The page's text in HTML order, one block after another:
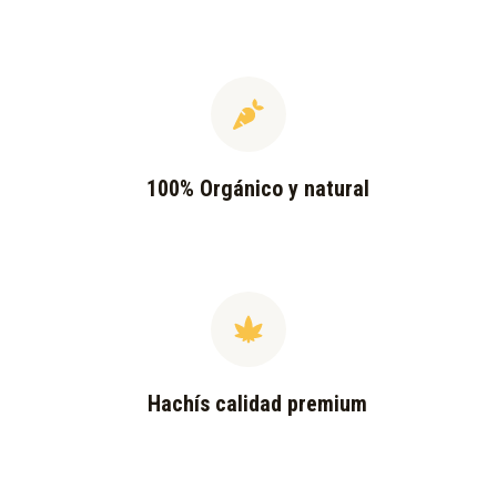
100% Orgánico y natural
Hachís calidad premium